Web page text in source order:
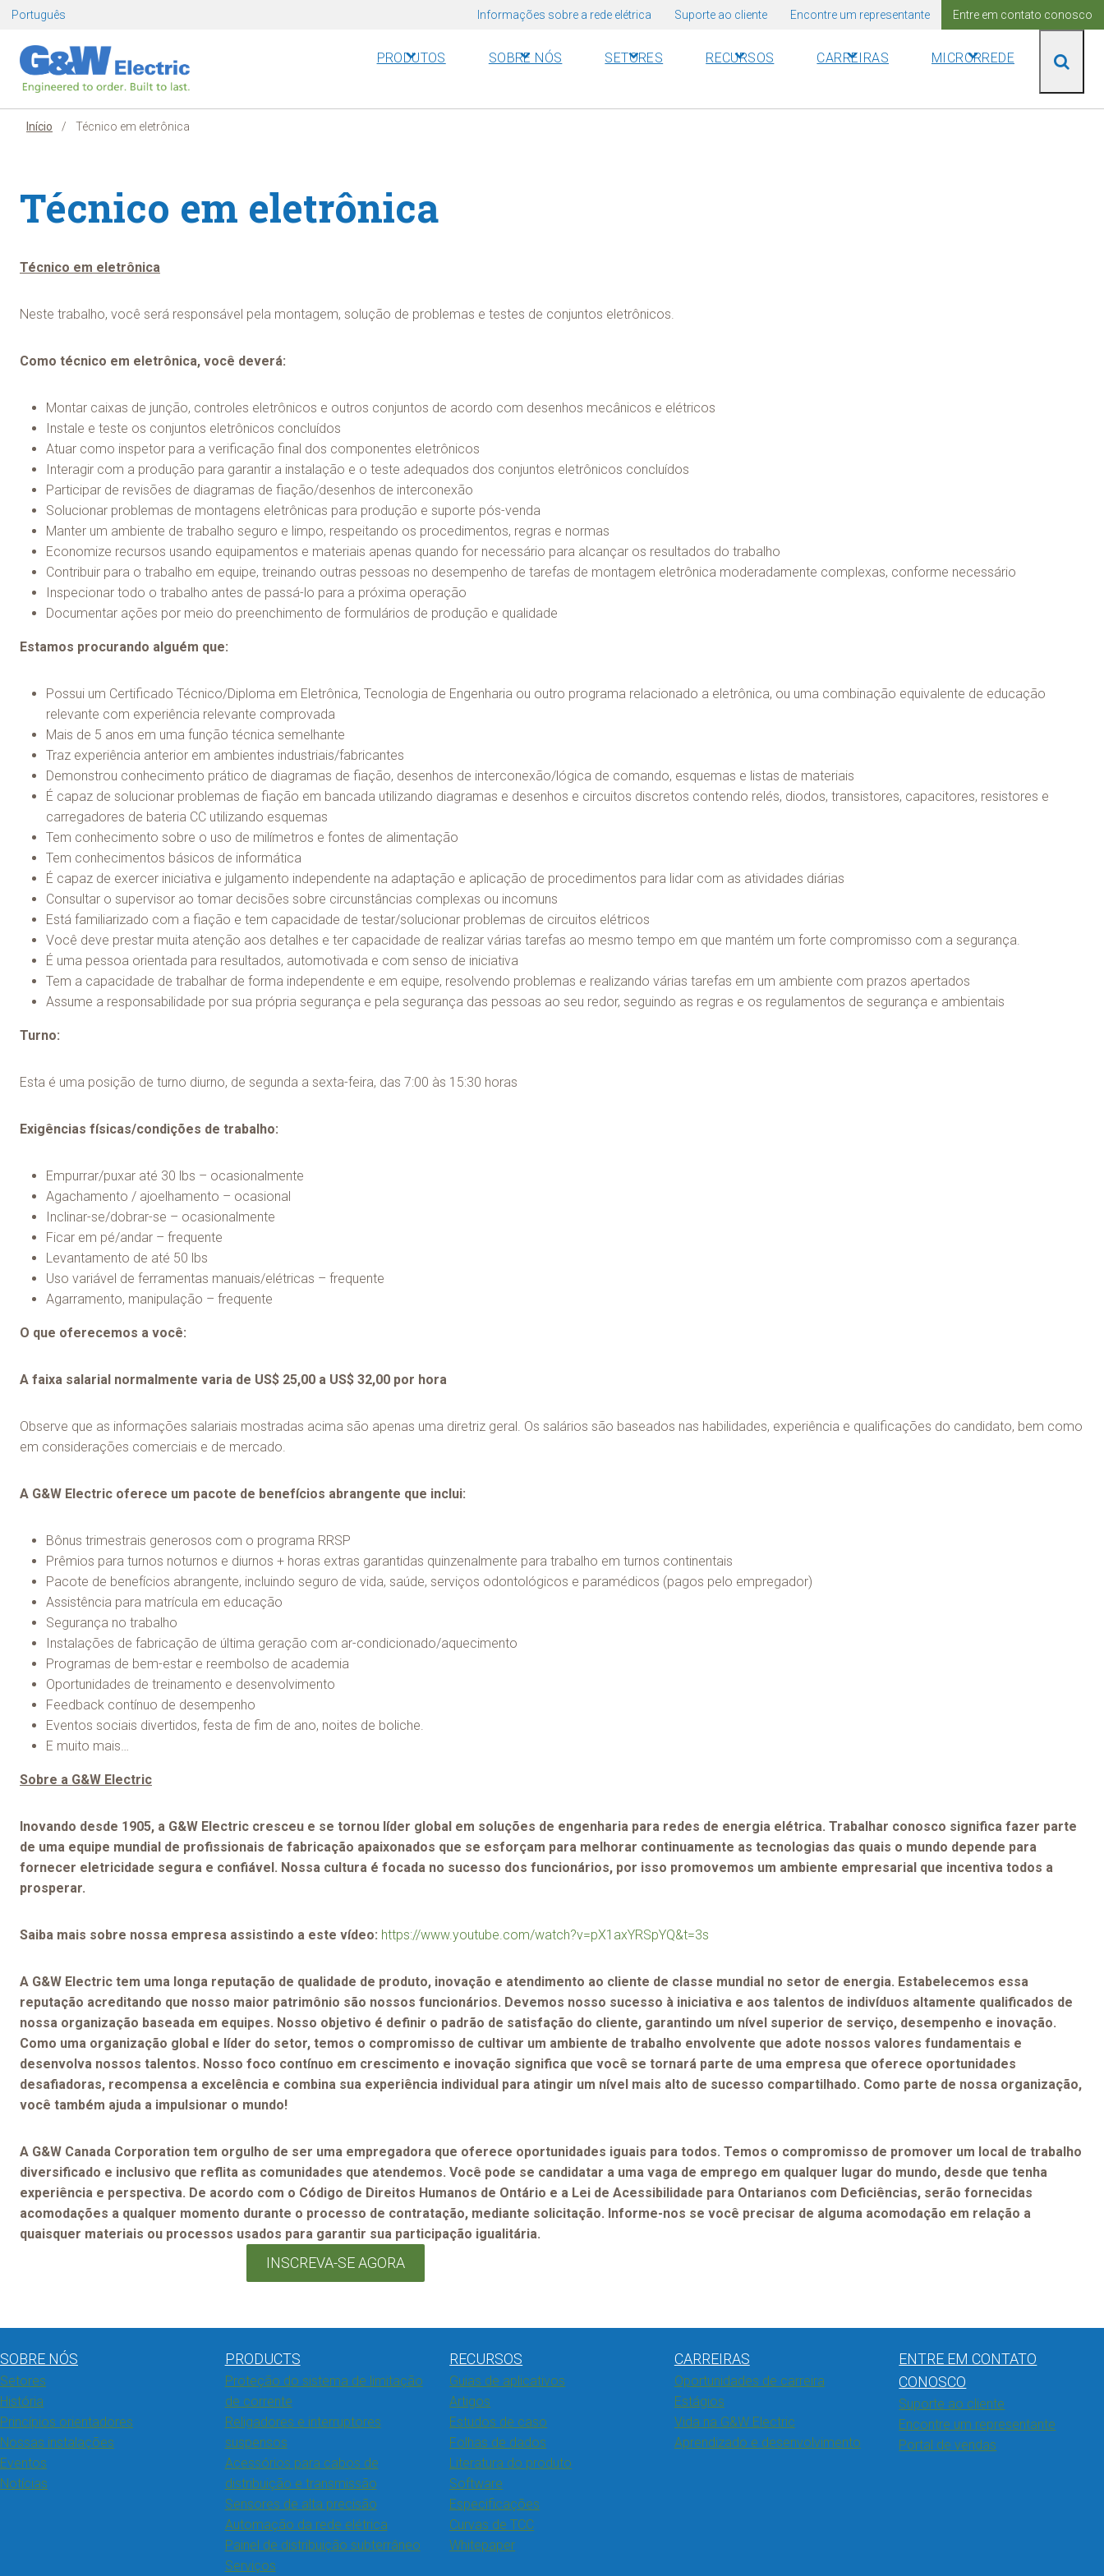
Pular
conteúdo
Português Informações sobre a rede elétrica Suporte ao cliente Encontre um representante Entre em contato conosco
PRODUTOS SOBRE NÓS SETORES RECURSOS CARREIRAS MICRORREDE
Início / Técnico em eletrônica
Técnico em eletrônica
Técnico em eletrônica
Neste trabalho, você será responsável pela montagem, solução de problemas e testes de conjuntos eletrônicos.
Como técnico em eletrônica, você deverá:
Montar caixas de junção, controles eletrônicos e outros conjuntos de acordo com desenhos mecânicos e elétricos
Instale e teste os conjuntos eletrônicos concluídos
Atuar como inspetor para a verificação final dos componentes eletrônicos
Interagir com a produção para garantir a instalação e o teste adequados dos conjuntos eletrônicos concluídos
Participar de revisões de diagramas de fiação/desenhos de interconexão
Solucionar problemas de montagens eletrônicas para produção e suporte pós-venda
Manter um ambiente de trabalho seguro e limpo, respeitando os procedimentos, regras e normas
Economize recursos usando equipamentos e materiais apenas quando for necessário para alcançar os resultados do trabalho
Contribuir para o trabalho em equipe, treinando outras pessoas no desempenho de tarefas de montagem eletrônica moderadamente complexas, conforme necessário
Inspecionar todo o trabalho antes de passá-lo para a próxima operação
Documentar ações por meio do preenchimento de formulários de produção e qualidade
Estamos procurando alguém que:
Possui um Certificado Técnico/Diploma em Eletrônica, Tecnologia de Engenharia ou outro programa relacionado a eletrônica, ou uma combinação equivalente de educação
relevante com experiência relevante comprovada
Mais de 5 anos em uma função técnica semelhante
Traz experiência anterior em ambientes industriais/fabricantes
Demonstrou conhecimento prático de diagramas de fiação, desenhos de interconexão/lógica de comando, esquemas e listas de materiais
É capaz de solucionar problemas de fiação em bancada utilizando diagramas e desenhos e circuitos discretos contendo relés, diodos, transistores, capacitores, resistores e
carregadores de bateria CC utilizando esquemas
Tem conhecimento sobre o uso de milímetros e fontes de alimentação
Tem conhecimentos básicos de informática
É capaz de exercer iniciativa e julgamento independente na adaptação e aplicação de procedimentos para lidar com as atividades diárias
Consultar o supervisor ao tomar decisões sobre circunstâncias complexas ou incomuns
Está familiarizado com a fiação e tem capacidade de testar/solucionar problemas de circuitos elétricos
Você deve prestar muita atenção aos detalhes e ter capacidade de realizar várias tarefas ao mesmo tempo em que mantém um forte compromisso com a segurança.
É uma pessoa orientada para resultados, automotivada e com senso de iniciativa
Tem a capacidade de trabalhar de forma independente e em equipe, resolvendo problemas e realizando várias tarefas em um ambiente com prazos apertados
Assume a responsabilidade por sua própria segurança e pela segurança das pessoas ao seu redor, seguindo as regras e os regulamentos de segurança e ambientais
Turno:
Esta é uma posição de turno diurno, de segunda a sexta-feira, das 7:00 às 15:30 horas
Exigências físicas/condições de trabalho:
Empurrar/puxar até 30 lbs – ocasionalmente
Agachamento / ajoelhamento – ocasional
Inclinar-se/dobrar-se – ocasionalmente
Ficar em pé/andar – frequente
Levantamento de até 50 lbs
Uso variável de ferramentas manuais/elétricas – frequente
Agarramento, manipulação – frequente
O que oferecemos a você:
A faixa salarial normalmente varia de US$ 25,00 a US$ 32,00 por hora
Observe que as informações salariais mostradas acima são apenas uma diretriz geral. Os salários são baseados nas habilidades, experiência e qualificações do candidato, bem como
em considerações comerciais e de mercado.
A G&W Electric oferece um pacote de benefícios abrangente que inclui:
Bônus trimestrais generosos com o programa RRSP
Prêmios para turnos noturnos e diurnos + horas extras garantidas quinzenalmente para trabalho em turnos continentais
Pacote de benefícios abrangente, incluindo seguro de vida, saúde, serviços odontológicos e paramédicos (pagos pelo empregador)
Assistência para matrícula em educação
Segurança no trabalho
Instalações de fabricação de última geração com ar-condicionado/aquecimento
Programas de bem-estar e reembolso de academia
Oportunidades de treinamento e desenvolvimento
Feedback contínuo de desempenho
Eventos sociais divertidos, festa de fim de ano, noites de boliche.
E muito mais…
Sobre a G&W Electric
Inovando desde 1905, a G&W Electric cresceu e se tornou líder global em soluções de engenharia para redes de energia elétrica. Trabalhar conosco significa fazer parte
de uma equipe mundial de profissionais de fabricação apaixonados que se esforçam para melhorar continuamente as tecnologias das quais o mundo depende para
fornecer eletricidade segura e confiável. Nossa cultura é focada no sucesso dos funcionários, por isso promovemos um ambiente empresarial que incentiva todos a
prosperar.
Saiba mais sobre nossa empresa assistindo a este vídeo: https://www.youtube.com/watch?v=pX1axYRSpYQ&t=3s
A G&W Electric tem uma longa reputação de qualidade de produto, inovação e atendimento ao cliente de classe mundial no setor de energia. Estabelecemos essa
reputação acreditando que nosso maior patrimônio são nossos funcionários. Devemos nosso sucesso à iniciativa e aos talentos de indivíduos altamente qualificados de
nossa organização baseada em equipes. Nosso objetivo é definir o padrão de satisfação do cliente, garantindo um nível superior de serviço, desempenho e inovação.
Como uma organização global e líder do setor, temos o compromisso de cultivar um ambiente de trabalho envolvente que adote nossos valores fundamentais e
desenvolva nossos talentos. Nosso foco contínuo em crescimento e inovação significa que você se tornará parte de uma empresa que oferece oportunidades
desafiadoras, recompensa a excelência e combina sua experiência individual para atingir um nível mais alto de sucesso compartilhado. Como parte de nossa organização,
você também ajuda a impulsionar o mundo!
A G&W Canada Corporation tem orgulho de ser uma empregadora que oferece oportunidades iguais para todos. Temos o compromisso de promover um local de trabalho
diversificado e inclusivo que reflita as comunidades que atendemos. Você pode se candidatar a uma vaga de emprego em qualquer lugar do mundo, desde que tenha
experiência e perspectiva. De acordo com o Código de Direitos Humanos de Ontário e a Lei de Acessibilidade para Ontarianos com Deficiências, serão fornecidas
acomodações a qualquer momento durante o processo de contratação, mediante solicitação. Informe-nos se você precisar de alguma acomodação em relação a
quaisquer materiais ou processos usados para garantir sua participação igualitária.
INSCREVA-SE AGORA
SOBRE NÓS
Setores
História
Princípios orientadores
Nossas instalações
Eventos
Notícias
PRODUCTS
Proteção do sistema de limitação
de corrente
Religadores e interruptores
suspensos
Acessórios para cabos de
distribuição e transmissão
Sensores de alta precisão
Automação da rede elétrica
Painel de distribuição subterrâneo
Serviços
RECURSOS
Guias de aplicativos
Artigos
Estudos de caso
Folhas de dados
Literatura do produto
Software
Especificações
Curvas de TCC
Whitepaper
CARREIRAS
Oportunidades de carreira
Estágios
Vida na G&W Electric
Aprendizado e desenvolvimento
ENTRE EM CONTATO
CONOSCO
Suporte ao cliente
Encontre um representante
Portal de vendas